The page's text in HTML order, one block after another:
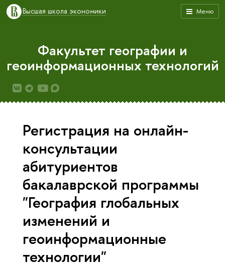
Меню
ысшая школа экономики
Факультет географии и
еоинформационных технологий
Регистрация на онлайн-
консультации
абитуриенто
акалаврской программы
"География глобальных
изменений и
еоинформационные
технологии"